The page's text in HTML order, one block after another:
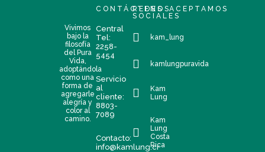
Vivimos
bajo la
filosofía
del Pura
Vida,
adoptándola
como una
forma de
agregarle
alegría y
color al
camino.
CONTÁCTENOS
Central
Tel:
2258-
5454
Servicio
al
cliente:
8803-
7089
Contacto:
info@kamlung.cr
REDES
SOCIALES
kam_lung
kamlungpuravida
Kam
Lung
Kam
Lung
Costa
Rica
ACEPTAMOS